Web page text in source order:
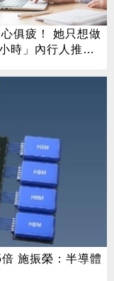
俱疲！ 她只想做
時」內行人推這
10萬
施振榮：半導體